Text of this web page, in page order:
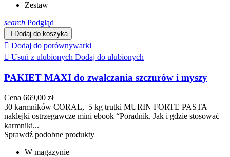
Zestaw
search Podgląd
 Dodaj do koszyka
 Dodaj do porównywarki
 Usuń z ulubionych Dodaj do ulubionych
PAKIET MAXI do zwalczania szczurów i myszy
Cena 669,00 zł
30 karmników CORAL, 5 kg trutki MURIN FORTE PASTA
naklejki ostrzegawcze mini ebook “Poradnik. Jak i gdzie stosować
karmniki...
Sprawdź podobne produkty
W magazynie